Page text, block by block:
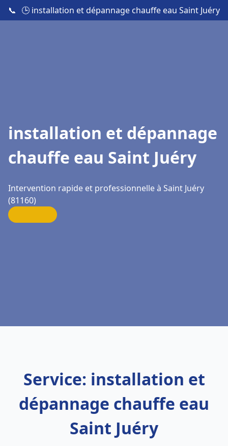
📞 🕒 installation et dépannage chauffe eau Saint Juéry
installation et dépannage
chauffe eau Saint Juéry
Intervention rapide et professionnelle à Saint Juéry
(81160)
Service: installation et
dépannage chauffe eau
Saint Juéry